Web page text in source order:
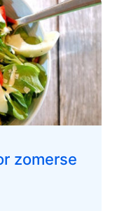
zomerse